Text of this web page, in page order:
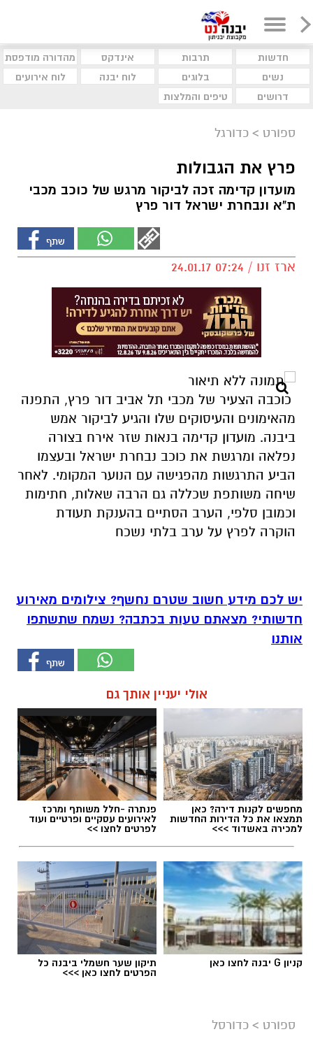
חדשות תרבות אינדקס
מהדורה מודפסת
נשים
בלוגים לוח יבנה
לוח אירועים
דרושים
טיפים והמלצות
ספורט > כדורגל
פרץ את הגבולות
מועדון קדימה זכה לביקור מרגש של כוכב מכבי
ת"א ונבחרת ישראל דור פרץ
ארז זנו / 07:24 24.01.17
כוכבה הצעיר של מכבי תל אביב דור פרץ, התפנה
מהאימונים והעיסוקים שלו והגיע לביקור אמש
ביבנה. מועדון קדימה בנאות שזר אירח בצורה
נפלאה ומרגשת את כוכב נבחרת ישראל ובעצמו
הביע התרגשות מהפגישה עם הנוער המקומי. לאחר
שיחה משותפת שכללה גם הרבה שאלות, חתימות
וכמובן סלפי, הערב הסתיים בהענקת תעודת
הוקרה לפרץ על ערב בלתי נשכח
יש לכם מידע חשוב שטרם נחשף? צילומים מאירוע
חדשותי? מצאתם טעות בכתבה? נשמח שתשתפו
אותנו
אולי יעניין אותך גם
מחפשים לקנות דירה? כאן
תמצאו את כל הדירות החדשות
למכירה באשדוד >>>
פנתרה -חלל משותף ומרכז
לאירועים עסקיים ופרטיים ועוד
לפרטים לחצו >>
קניון G יבנה לחצו כאן תיקון שער חשמלי ביבנה כל
הפרטים לחצו כאן >>>
ספורט > כדורסל